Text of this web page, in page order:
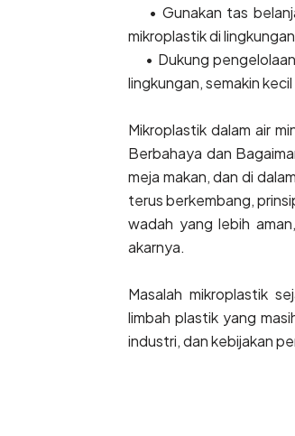
• Gunakan tas
mikroplastik di lingkungan
• Dukung
lingkungan, semakin
Mikroplastik dalam air
Berbahaya dan
meja makan, dan di
terus berkembang,
wadah yang lebih
akarnya.
Masalah mikroplastik
limbah plastik yang
industri, dan kebijakan